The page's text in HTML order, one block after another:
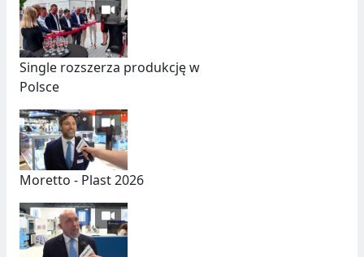
U
C
Z
N
Y
C
H
Single rozszerza produkcję w
Polsce
Moretto - Plast 2026